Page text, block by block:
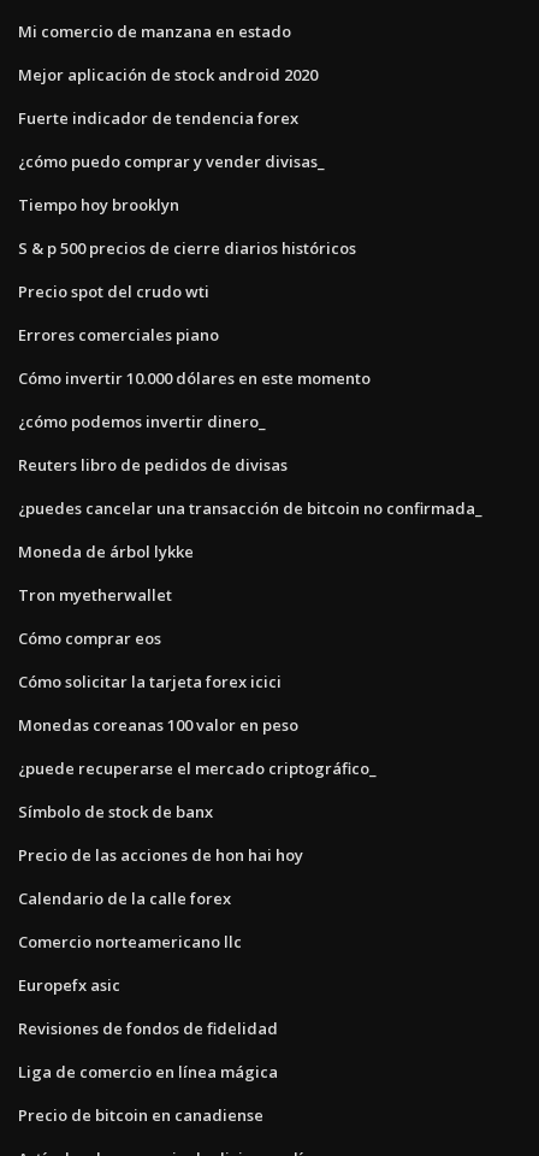
Mi comercio de manzana en estado
Mejor aplicación de stock android 2020
Fuerte indicador de tendencia forex
¿cómo puedo comprar y vender divisas_
Tiempo hoy brooklyn
S & p 500 precios de cierre diarios históricos
Precio spot del crudo wti
Errores comerciales piano
Cómo invertir 10.000 dólares en este momento
¿cómo podemos invertir dinero_
Reuters libro de pedidos de divisas
¿puedes cancelar una transacción de bitcoin no confirmada_
Moneda de árbol lykke
Tron myetherwallet
Cómo comprar eos
Cómo solicitar la tarjeta forex icici
Monedas coreanas 100 valor en peso
¿puede recuperarse el mercado criptográfico_
Símbolo de stock de banx
Precio de las acciones de hon hai hoy
Calendario de la calle forex
Comercio norteamericano llc
Europefx asic
Revisiones de fondos de fidelidad
Liga de comercio en línea mágica
Precio de bitcoin en canadiense